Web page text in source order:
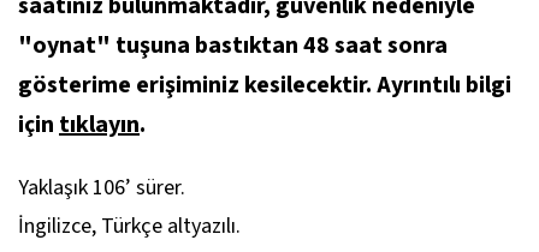
"oynat" tuşuna bastıktan 48 saat sonra
gösterime erişiminiz kesilecektir. Ayrıntılı bilgi
içintıklayın.
Yaklaşık 106’ sürer.
İngilizce, Türkçe altyazılı.